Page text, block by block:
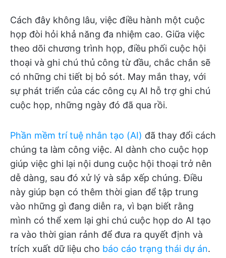
Cách đây không lâu, việc điều hành một cuộc
họp đòi hỏi khả năng đa nhiệm cao. Giữa việc
theo dõi chương trình họp, điều phối cuộc hội
thoại và ghi chú thủ công từ đầu, chắc chắn sẽ
có những chi tiết bị bỏ sót. May mắn thay, với
sự phát triển của các công cụ AI hỗ trợ ghi chú
cuộc họp, những ngày đó đã qua rồi.
Phần mềm trí tuệ nhân tạo (AI) đã thay đổi cách
chúng ta làm công việc. AI dành cho cuộc họp
giúp việc ghi lại nội dung cuộc hội thoại trở nên
dễ dàng, sau đó xử lý và sắp xếp chúng. Điều
này giúp bạn có thêm thời gian để tập trung
vào những gì đang diễn ra, vì bạn biết rằng
mình có thể xem lại ghi chú cuộc họp do AI tạo
ra vào thời gian rảnh để đưa ra quyết định và
trích xuất dữ liệu cho báo cáo trạng thái dự án.